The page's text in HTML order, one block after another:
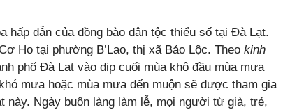
hấp dẫn của đồng bào dân tộc thiểu số tại Đà Lạt.
Ho tại phường B’Lao, thị xã Bảo Lộc. Theo kinh
phố Đà Lạt vào dịp cuối mùa khô đầu mùa mưa
mưa hoặc mùa mưa đến muộn sẽ được tham gia
Ngày buôn làng làm lễ, mọi người từ già, trẻ,